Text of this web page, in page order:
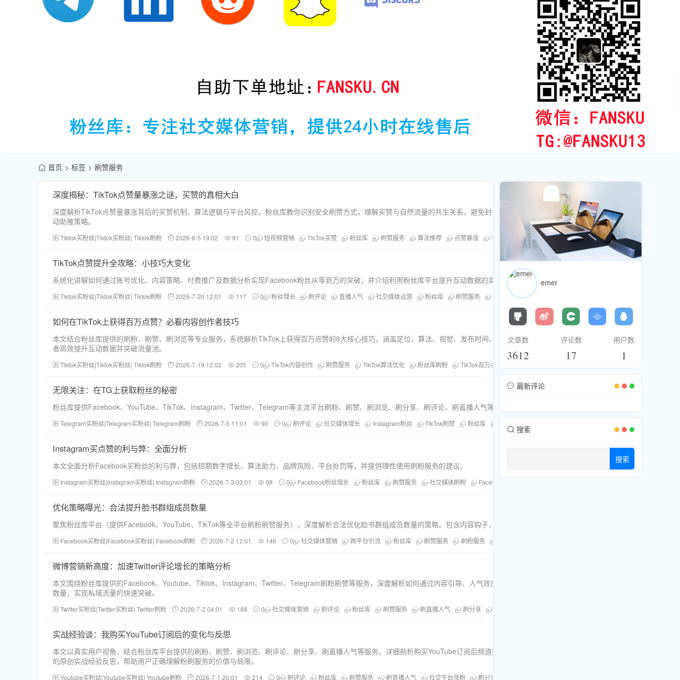
首页 标签 刷赞服务
深度揭秘：TikTok点赞量暴涨之谜，买赞的真相大白
深度解析TikTok点赞量暴涨背后的买赞机制、算法逻辑与平台风控。粉丝库教你识别安全刷赞方式，理解买赞与自然流量的共生关系，避免封号风险，掌握合规的互
动助推策略。
Tiktok买粉丝|Tiktok买粉丝| Tiktok刷粉 2026-8-5 19:02 81 0 短视频营销 TikTok买赞 粉丝库 刷赞服务 算法推荐 点赞暴涨 平台风控 真实模拟点赞
TikTok点赞提升全攻略：小技巧大变化
系统化讲解如何通过账号优化、内容策略、付费推广及数据分析实现Facebook粉丝从零到万的突破，并介绍利用粉丝库平台提升互动数据的实战技巧。
Tiktok买粉丝|Tiktok买粉丝| Tiktok刷粉 2026-7-20 12:01 117 0 粉丝增长 刷评论 直播人气 社交媒体运营 粉丝库 刷赞服务 Facebook刷粉
如何在TikTok上获得百万点赞？必看内容创作者技巧
本文结合粉丝库提供的刷粉、刷赞、刷浏览等专业服务，系统解析TikTok上获得百万点赞的8大核心技巧，涵盖定位、算法、视觉、发布时间、直播互动及数据复盘等维度，帮助内容创作
者高效提升互动数据并突破流量池。
Tiktok买粉丝|Tiktok买粉丝| Tiktok刷粉 2026-7-19 12:02 205 0 TikTok内容创作 刷赞服务 TikTok算法优化 粉丝库刷粉 TikTok百万点赞技巧
无限关注：在TG上获取粉丝的秘密
粉丝库提供Facebook、YouTube、TikTok、Instagram、Twitter、Telegram等主流平台刷粉、刷赞、刷浏览、刷分享、刷评论、刷直播人气等全套社交媒体增长服务。深入解析通过互动数据激活算法
Telegram买粉丝|Telegram买粉丝| Telegram刷粉 2026-7-5 11:01 90 0 刷评论 社交媒体增长 Instagram粉丝 TikTok刷赞 粉丝库
Instagram买点赞的利与弊：全面分析
本文全面分析Facebook买粉丝的利与弊，包括短期数字增长、算法助力、品牌风险、平台处罚等，并提供理性使用刷粉服务的建议。
Instagram买粉丝|Instagram买粉丝| Instagram刷粉 2026-7-3 03:01 98 0 Facebook粉丝增长 粉丝库 刷赞服务 社交媒体刷粉 Facebook买粉丝
优化策略曝光：合法提升脸书群组成员数量
聚焦粉丝库平台（提供Facebook、YouTube、TikTok等全平台刷粉刷赞服务），深度解析合法优化脸书群组成员数量的策略。包含内容钩子、交叉引流、激活机制、直播人气提升等实战方法，规避平
Facebook买粉丝|Facebook买粉丝| Facebook刷粉 2026-7-2 12:01 146 0 社交媒体营销 跨平台引流 粉丝库 刷赞服务 刷粉服务
微博营销新高度：加速Twitter评论增长的策略分析
本文围绕粉丝库提供的Facebook、Youtube、Tiktok、Instagram、Twitter、Telegram刷粉刷赞等服务，深度解析如何通过内容引导、人气效应、数据监测等策略，高效提升Telegram群组活跃度与成员
数量，实现私域流量的快速突破。
Twitter买粉丝|Twitter买粉丝| Twitter刷粉 2026-7-2 04:01 188 0 社交媒体营销 刷评论 粉丝库 刷赞服务 刷直播人气 刷分享
实战经验谈：我购买YouTube订阅后的变化与反思
本文以真实用户视角，结合粉丝库平台提供的刷粉、刷赞、刷浏览、刷评论、刷分享、刷直播人气等服务，详细剖析购买YouTube订阅后频道数据的变化规律、算法风险、互动虚假性以及实用策略。提
的原创实战经验反思，帮助用户正确理解粉刷服务的价值与局限。
Youtube买粉丝|Youtube买粉丝| Youtube刷粉 2026-7-1 20:01 214 0 刷评论 粉丝库 刷赞服务 刷直播人气 社交平台涨粉 刷分享
emer
文章数
3612
评论数
17
用户数
1
最新评论
搜索
搜索